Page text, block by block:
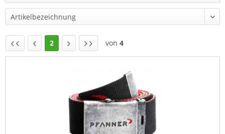
2 von 4